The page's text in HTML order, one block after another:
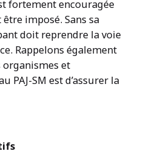
fortement encouragée
imposé. Sans sa
doit reprendre la voie
Rappelons également
organismes et
PAJ-SM est d’assurer la